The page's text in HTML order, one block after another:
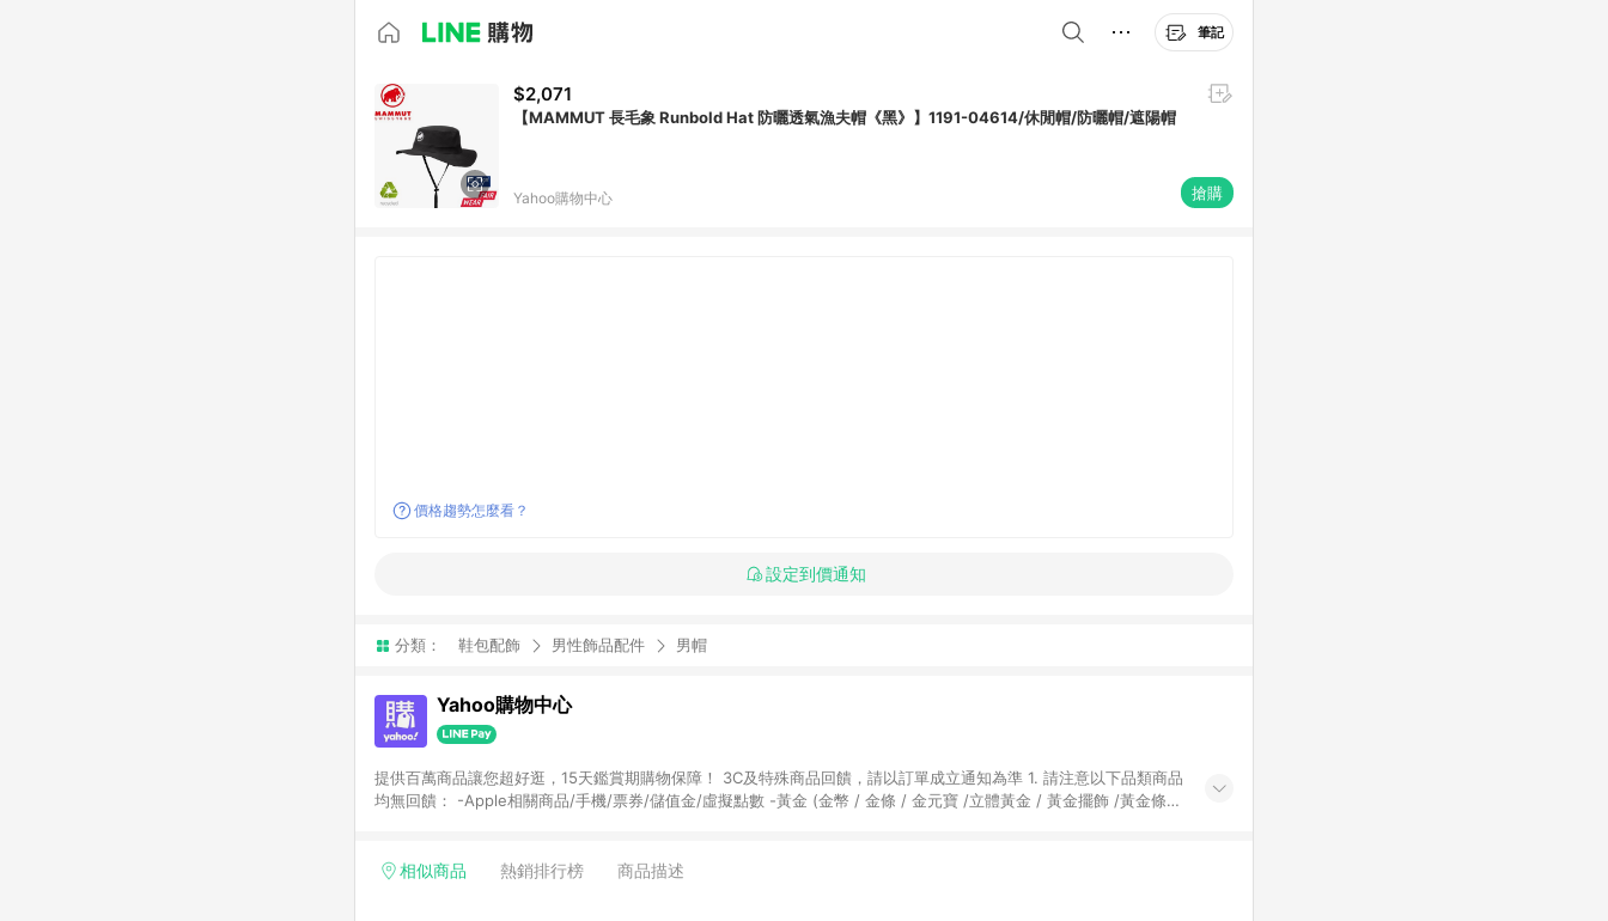
筆記
$2,071
【MAMMUT 長毛象 Runbold Hat 防曬透氣漁夫帽《黑》】1191-04614/休閒帽/防曬帽/遮陽帽
Yahoo購物中心 搶購
價格趨勢怎麼看？
設定到價通知
分類： 鞋包配飾 男性飾品配件 男帽
Yahoo購物中心
提供百萬商品讓您超好逛，15天鑑賞期購物保障！ 3C及特殊商品回饋，請以訂單成立通知為準 1. 請注意以下品類商品
均無回饋： -Apple相關商品/手機/票券/儲值金/虛擬點數 -黃金 (金幣 / 金條 / 金元寶 /立體黃金 / 黃金擺飾 /黃金條
Yahoo超贈點回饋者 - 購物中心商店之商品：商品賣場中有標示「商店」及顯示商店名稱者(指定活動店家除外) 3. 訂
相似商品 熱銷排行榜 商品描述